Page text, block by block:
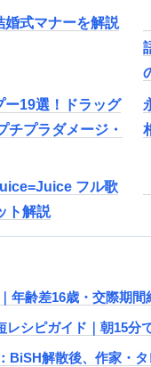
婚式マナーを解説
ー19選！ドラッグ
チプラダメージ・
フル歌
ト解説
年齢差16歳・交際期
レシピガイド｜朝15
BiSH解散後、作家・